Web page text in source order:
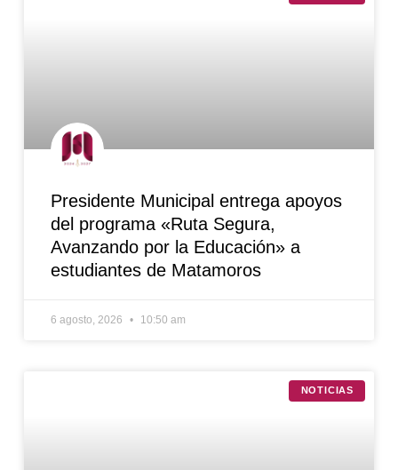
Presidente Municipal entrega apoyos
del programa «Ruta Segura,
Avanzando por la Educación» a
estudiantes de Matamoros
6 agosto, 2026 10:50 am
NOTICIAS